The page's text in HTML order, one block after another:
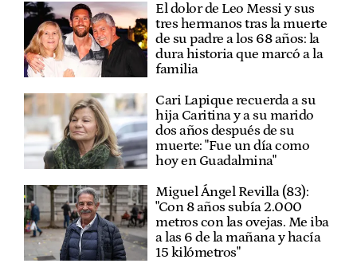
El dolor de Leo Messi y sus
tres hermanos tras la muerte
de su padre a los 68 años: la
dura historia que marcó a la
familia
Cari Lapique recuerda a su
hija Caritina y a su marido
dos años después de su
muerte: "Fue un día como
hoy en Guadalmina"
Miguel Ángel Revilla (83):
"Con 8 años subía 2.000
metros con las ovejas. Me iba
a las 6 de la mañana y hacía
15 kilómetros"